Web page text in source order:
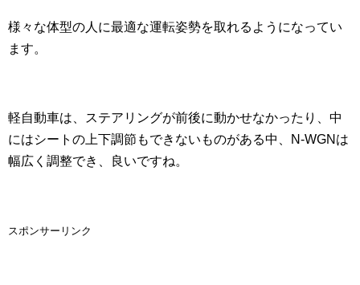
様々な体型の人に最適な運転姿勢を取れるようになってい
ます。
軽自動車は、ステアリングが前後に動かせなかったり、中
にはシートの上下調節もできないものがある中、N-WGNは
幅広く調整でき、良いですね。
スポンサーリンク